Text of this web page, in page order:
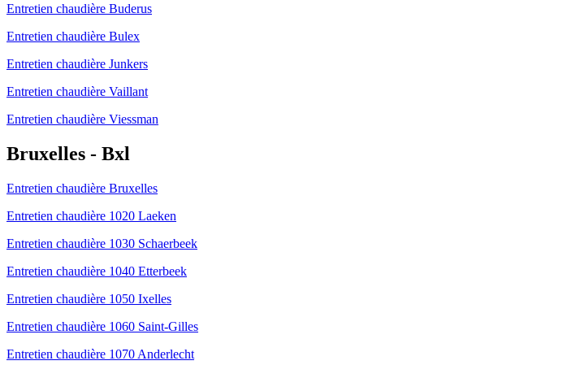
Entretien chaudière Buderus
Entretien chaudière Bulex
Entretien chaudière Junkers
Entretien chaudière Vaillant
Entretien chaudière Viessman
Bruxelles - Bxl
Entretien chaudière Bruxelles
Entretien chaudière 1020 Laeken
Entretien chaudière 1030 Schaerbeek
Entretien chaudière 1040 Etterbeek
Entretien chaudière 1050 Ixelles
Entretien chaudière 1060 Saint-Gilles
Entretien chaudière 1070 Anderlecht